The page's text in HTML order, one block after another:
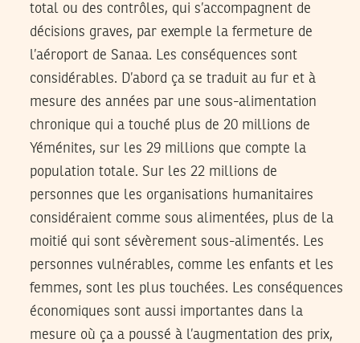
total ou des contrôles, qui s’accompagnent de
décisions graves, par exemple la fermeture de
l’aéroport de Sanaa. Les conséquences sont
considérables. D’abord ça se traduit au fur et à
mesure des années par une sous-alimentation
chronique qui a touché plus de 20 millions de
Yéménites, sur les 29 millions que compte la
population totale. Sur les 22 millions de
personnes que les organisations humanitaires
considéraient comme sous alimentées, plus de la
moitié qui sont sévèrement sous-alimentés. Les
personnes vulnérables, comme les enfants et les
femmes, sont les plus touchées. Les conséquences
économiques sont aussi importantes dans la
mesure où ça a poussé à l’augmentation des prix,